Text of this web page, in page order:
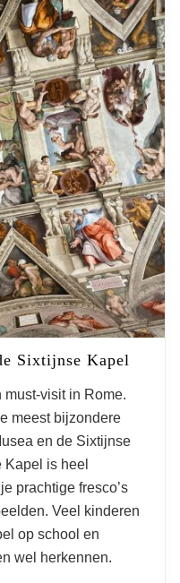
Sixtijnse Kapel
must-visit in Rome.
meest bijzondere
en de Sixtijnse
Kapel is heel
prachtige fresco’s
Veel kinderen
op school en
wel herkennen.